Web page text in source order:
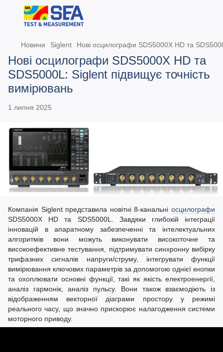
Новини Siglent Нові осцилографи SDS5000X HD та
Нові осцилографи SDS5000X HD та
SDS5000L: Siglent підвищує точність
вимірювань
1 липня 2025
Компанія Siglent представила новітні 8-канальні осцилографи
SDS5000X HD та SDS5000L. Завдяки глибокій інтеграції
інновацій в апаратному забезпеченні та інтелектуальних
алгоритмів вони можуть виконувати високоточне та
високоефективне тестування, підтримувати синхронну вибірку
трифазних сигналів напруги/струму, інтегрувати функції
вимірювання ключових параметрів за допомогою однієї кнопки
та охоплювати основні функції, такі як якість електроенергії,
аналіз гармонік, аналіз пульсу. Вони також взаємодіють із
відображенням векторної діаграми простору у режимі
реального часу, що значно прискорює налагодження системи
моторного приводу.